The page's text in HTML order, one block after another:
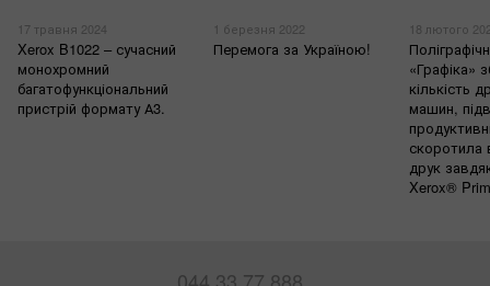
17 травня 2024
Xerox B1022 – сучасний
монохромний
багатофункціональний
пристрій формату А3.
1 березня 2022
Перемога за Україною!
18 лютого
«Графіка»
кількість
машин,
скоротила
друк
Xerox®
044 33 77 888